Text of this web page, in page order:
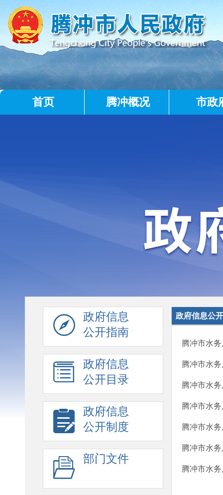
首页 腾冲概况 市政
政府信息
公开指南
政府信息
公开目录
政府信息
公开制度
部门文件
政府信息公
腾冲市水
腾冲市水
腾冲市水
腾冲市水
腾冲市水
腾冲市水
腾冲市水